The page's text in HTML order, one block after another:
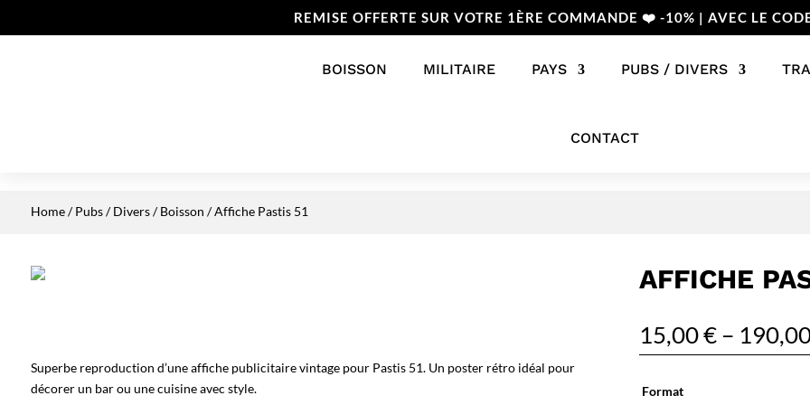
REMISE OFFERTE SUR VOTRE 1ÈRE COMMANDE ❤️ -10% | AVEC LE
BOISSON MILITAIRE PAYS PUBS / DIVERS
CONTACT
Home/Pubs / Divers/Boisson / Affiche Pastis 51
Superbe reproduction d’une affiche publicitaire vintage pour Pastis 51. Un poster rétro idéal pour
décorer un bar ou une cuisine avec style.
AFFICHE
15,00€ –
Format